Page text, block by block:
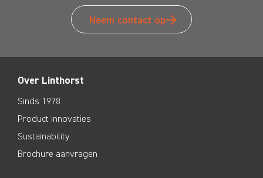
Neem contact op
Over Linthorst
Sinds 1978
Product innovaties
Sustainability
Brochure aanvragen